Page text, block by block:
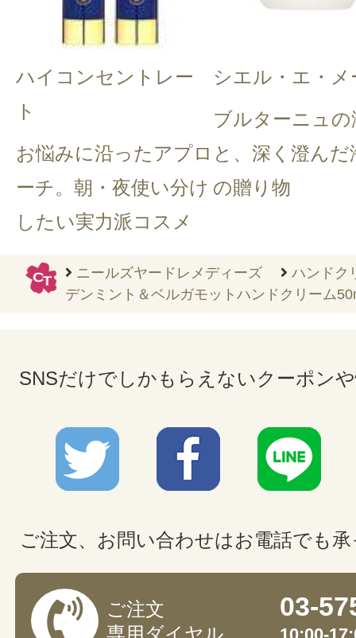
ハイコンセントレー
ト
お悩みに沿ったアプロ
ーチ。朝・夜使い分け
したい実力派コスメ
シエル・エ・メ
ブルターニュの
と、深く澄んだ
の贈り物
ニールズヤードレメディーズ
ハンドク
デンミント＆ベルガモットハンドクリーム
SNSだけでしかもらえないクーポン
ご注文、お問い合わせはお電話でも
ご注文
03-